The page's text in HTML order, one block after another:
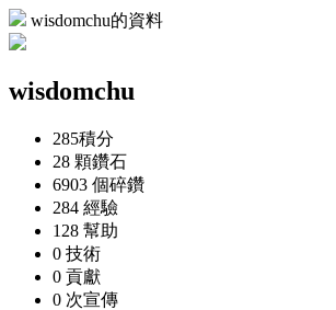
wisdomchu的資料
wisdomchu
285積分
28 顆鑽石
6903 個碎鑽
284 經驗
128 幫助
0 技術
0 貢獻
0 次宣傳